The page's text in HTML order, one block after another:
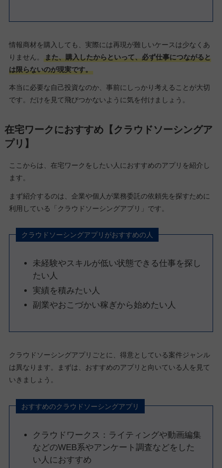
情報商材を購入しても、実際には再現が難しいケースは少なくあ
りません。
また、購入したからといって、必ず仕事につながると
は限らないのが現実です。
本当に必要な自己投資なのか、事前にしっかり考えることが大切
です。だけを見て飛びつかないように気を付けましょう。
在宅ワークにおすすめ【クラウドソーシングア
プリ】
ここからは、在宅ワークをしたい人におすすめのアプリを紹介し
ます。
まず紹介するのは、企業や個人が業務委託の依頼先を探すために
利用している「クラウドソーシングアプリ」です。
クラウドソーシングアプリがおすすめの人
未経験やスキルが低い状態できる仕事を探し
たい人
実績を積みたい人
副業やおこづかい稼ぎから始めたい人
クラウドソーシングアプリごとに、得意としている案件ジャンル
は異なります。まずは、おすすめのアプリと向いている人を見て
いきましょう。
おすすめのクラウドソーシングアプリ
クラウドワークス：ライティングや動画編集
などのWEB系やアンケート調査などをした
い人におすすめ